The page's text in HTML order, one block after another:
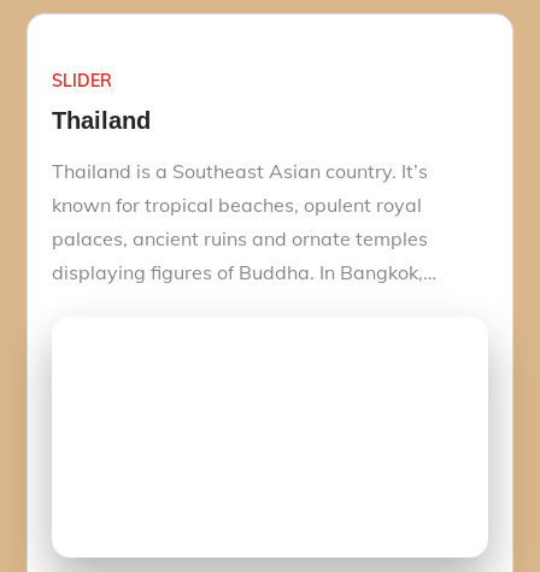
SLIDER
Thailand
Thailand is a Southeast Asian country. It’s
known for tropical beaches, opulent royal
palaces, ancient ruins and ornate temples
displaying figures of Buddha. In Bangkok,…